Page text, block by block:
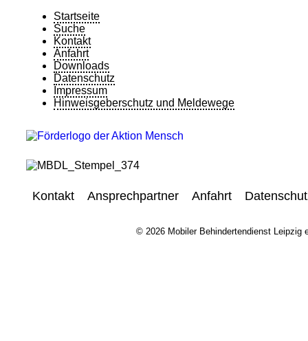
Startseite
Suche
Kontakt
Anfahrt
Downloads
Datenschutz
Impressum
Hinweisgeberschutz und Meldewege
Kontakt Ansprechpartner Anfahrt
© 2026 Mobiler Behindertendienst Leipzig